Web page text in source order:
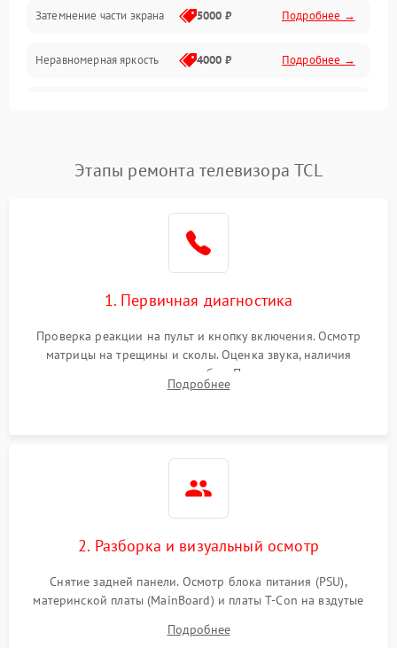
Механические повреждения
Программное обеспечение
Сеть и подключения
Затемнение части экрана 5000 ₽ Подробнее →
Неравномерная яркость 4000 ₽ Подробнее →
Этапы ремонта телевизора TCL
1. Первичная диагностика
Проверка реакции на пульт и кнопку включения. Осмотр
матрицы на трещины и сколы. Оценка звука, наличия
подсветки и индикаторов ошибок. Подключение тестовых
источников сигнала для выявления симптомов поломки.
Подробнее
2. Разборка и визуальный осмотр
Снятие задней панели. Осмотр блока питания (PSU),
материнской платы (MainBoard) и платы T-Con на вздутые
Проверка надежности фиксации и целостности шлейфов.
Подробнее